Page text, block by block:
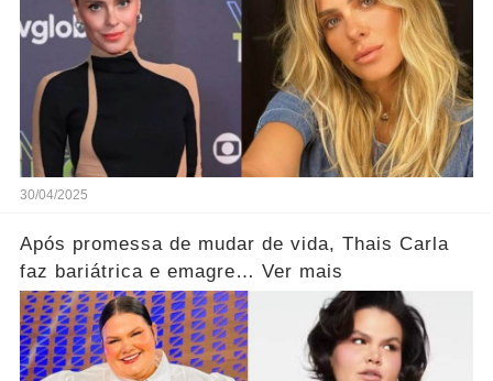
30/04/2025
Após promessa de mudar de vida, Thais Carla
faz bariátrica e emagre… Ver mais